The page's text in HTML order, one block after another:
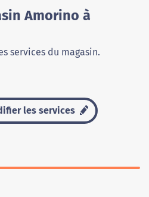
Amorino à
services du magasin.
les services